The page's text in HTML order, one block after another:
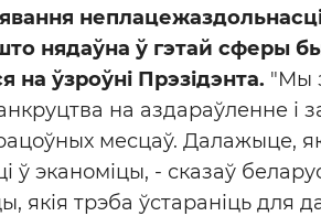
нядаўна ў гэтай сферы
на ўзроўні Прэзідэнта. "Мы
на аздараўленне і
месцаў. Далажыце,
ў эканоміцы, - сказаў
якія трэба ўстараніць для